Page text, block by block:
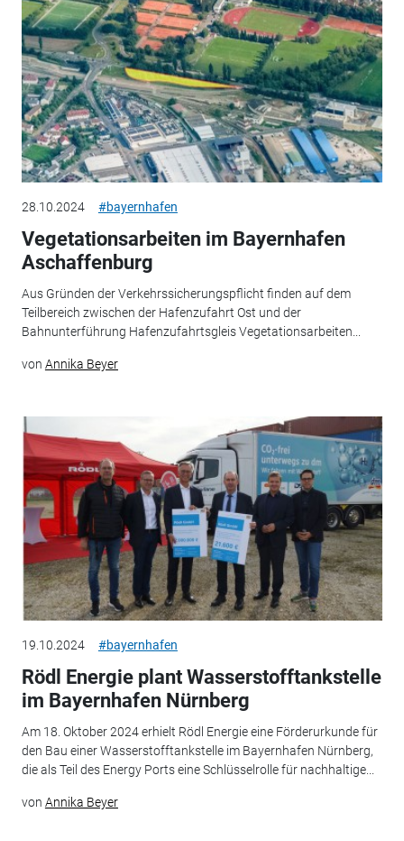
28.10.2024 #bayernhafen
Vegetationsarbeiten im Bayernhafen
Aschaffenburg
Aus Gründen der Verkehrssicherungspflicht finden auf dem
Teilbereich zwischen der Hafenzufahrt Ost und der
Bahnunterführung Hafenzufahrtsgleis Vegetationsarbeiten...
von Annika Beyer
19.10.2024 #bayernhafen
Rödl Energie plant Wasserstofftankstelle
im Bayernhafen Nürnberg
Am 18. Oktober 2024 erhielt Rödl Energie eine Förderurkunde für
den Bau einer Wasserstofftankstelle im Bayernhafen Nürnberg,
die als Teil des Energy Ports eine Schlüsselrolle für nachhaltige...
von Annika Beyer